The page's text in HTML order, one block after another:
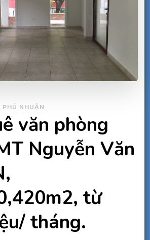
NHUẬN
văn phòng
Nguyễn Văn
từ
tháng.